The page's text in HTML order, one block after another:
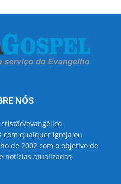
NÓS
evangélico
com qualquer igreja ou
de 2002 com o objetivo de
notícias atualizadas